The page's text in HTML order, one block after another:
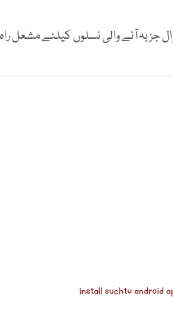
جزبہ آنے والی نسلوں کیلئے مشعل